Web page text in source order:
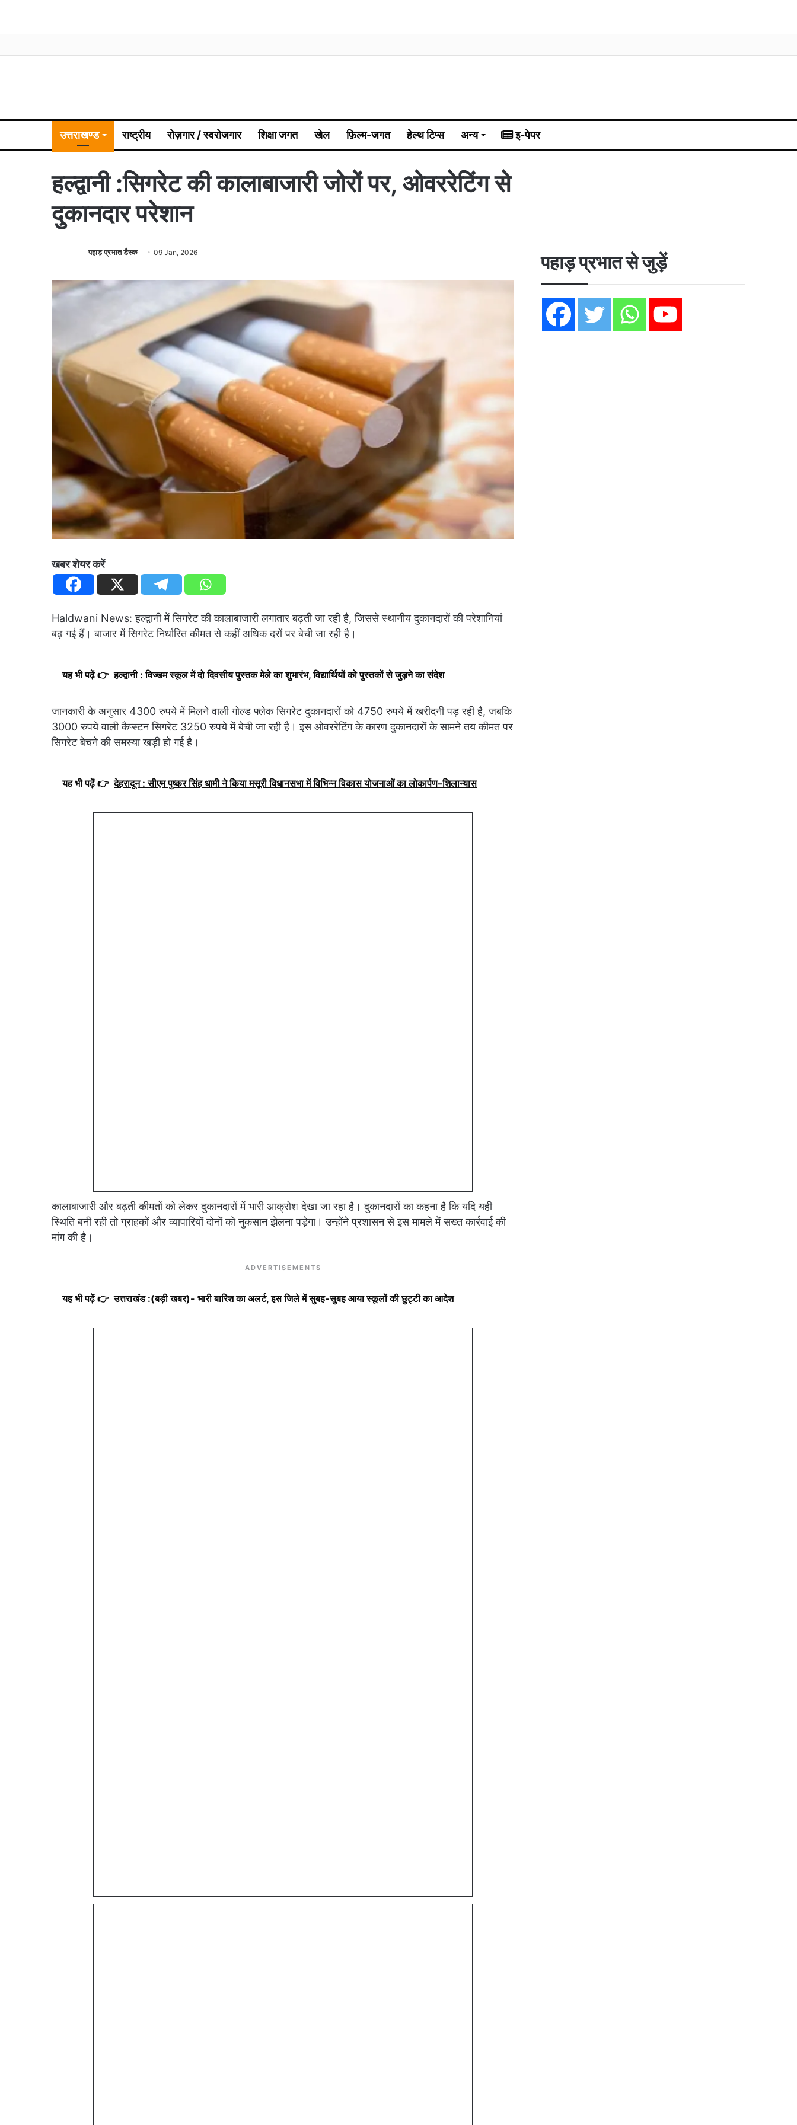
उत्तराखण्ड राष्ट्रीय रोज़गार / स्वरोजगार शिक्षा जगत खेल फ़िल्म-जगत हेल्थ टिप्स अन्य इ-पेपर
हल्द्वानी :सिगरेट की कालाबाजारी जोरों पर, ओवररेटिंग से
दुकानदार परेशान
पहाड़ प्रभात डैस्क 09 Jan, 2026
खबर शेयर करें
Haldwani News: हल्द्वानी में सिगरेट की कालाबाजारी लगातार बढ़ती जा रही है, जिससे स्थानीय दुकानदारों की परेशानियां
बढ़ गई हैं। बाजार में सिगरेट निर्धारित कीमत से कहीं अधिक दरों पर बेची जा रही है।
यह भी पढ़ें 👉 हल्द्वानी : विज्डम स्कूल में दो दिवसीय पुस्तक मेले का शुभारंभ, विद्यार्थियों को पुस्तकों से जुड़ने का संदेश
जानकारी के अनुसार 4300 रुपये में मिलने वाली गोल्ड फ्लेक सिगरेट दुकानदारों को 4750 रुपये में खरीदनी पड़ रही है, जबकि
3000 रुपये वाली कैप्स्टन सिगरेट 3250 रुपये में बेची जा रही है। इस ओवररेटिंग के कारण दुकानदारों के सामने तय कीमत पर
सिगरेट बेचने की समस्या खड़ी हो गई है।
यह भी पढ़ें 👉 देहरादून : सीएम पुष्कर सिंह धामी ने किया मसूरी विधानसभा में विभिन्न विकास योजनाओं का लोकार्पण–शिलान्यास
कालाबाजारी और बढ़ती कीमतों को लेकर दुकानदारों में भारी आक्रोश देखा जा रहा है। दुकानदारों का कहना है कि यदि यही
स्थिति बनी रही तो ग्राहकों और व्यापारियों दोनों को नुकसान झेलना पड़ेगा। उन्होंने प्रशासन से इस मामले में सख्त कार्रवाई की
मांग की है।
ADVERTISEMENTS
यह भी पढ़ें 👉 उत्तराखंड :(बड़ी खबर)- भारी बारिश का अलर्ट, इस जिले में सुबह-सुबह आया स्कूलों की छुट्टी का आदेश
पहाड़ प्रभात से जुड़ें